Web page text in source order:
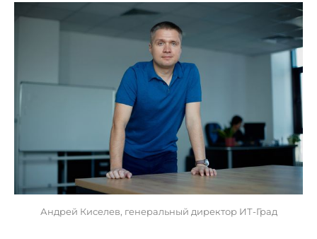
Андрей Киселев, генеральный директор ИТ-Град